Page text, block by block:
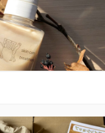
プ